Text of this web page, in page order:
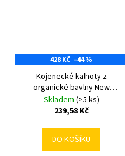
428 KČ –44 %
Kojenecké kalhoty z
organické bavlny New
Baby Olivy 74 (6-9m)
Skladem (>5 ks)
239,58 Kč
DO KOŠÍKU